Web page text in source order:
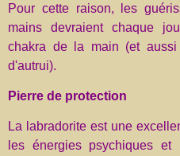
Pour cette raison, les
mains devraient chaque
chakra de la main (et
d'autrui).
Pierre de protection
La labradorite est une
les énergies psychiques